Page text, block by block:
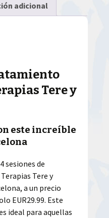
adicional
Tere y
este increíble
sesiones de
Tere y
a un precio
EUR29.99. Este
ideal para aquellas